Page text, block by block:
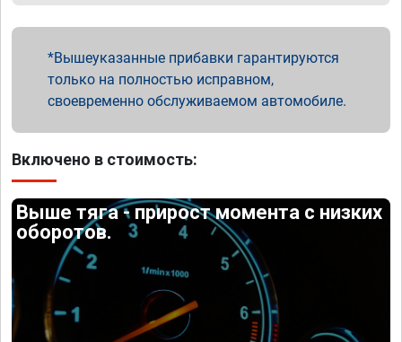
Вышеуказанные прибавки гарантируются
только на полностью исправном,
своевременно обслуживаемом автомобиле.
Включено в стоимость:
Выше тяга - прирост момента с низких
оборотов.